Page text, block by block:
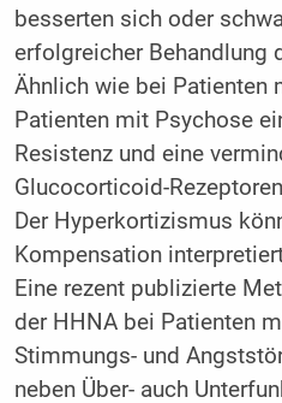
besserten sich oder
erfolgreicher Behandlung
Ähnlich wie bei Patienten
Patienten mit Psychose
Resistenz und eine
Glucocorticoid-
Der Hyperkortizismus
Kompensation
Eine rezent publizierte
der HHNA bei Patienten
Stimmungs- und
neben Über- auch